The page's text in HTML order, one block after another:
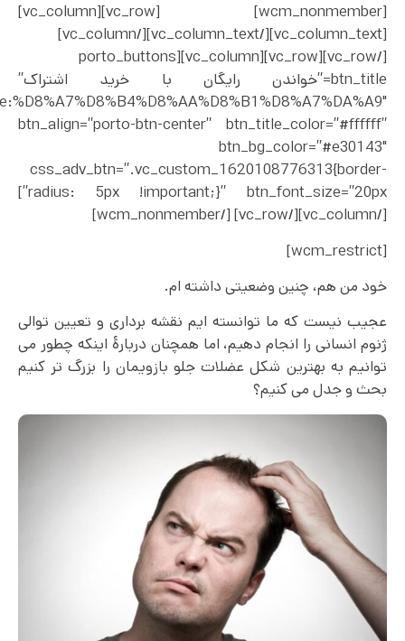
[wcm_nonmember] [vc_row][vc_column]
[vc_column_text][/vc_column_text][/vc_column]
[/vc_row][vc_row][vc_column][porto_buttons
btn_title=”خواندن رایگان با خرید اشتراک”
btn_align=”porto-btn-center” btn_title_color=”#ffffff”
btn_bg_color=”#e30143″
css_adv_btn=”.vc_custom_1620108776313{border-
radius: 5px !important;}” btn_font_size=”20px”]
[/vc_column][/vc_row] [/wcm_nonmember]
[wcm_restrict]
خود من هم، چنین وضعیتی داشته ام.
عجیب نیست که ما توانسته ایم نقشه برداری و تعیین توالی
ژنوم انسانی را انجام دهیم، اما همچنان دربارۀ اینکه چطور می
توانیم به بهترین شکل عضلات جلو بازویمان را بزرگ تر کنیم
بحث و جدل می کنیم؟